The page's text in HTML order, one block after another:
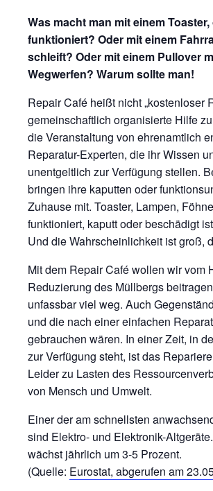
Was macht man mit einem Toaster,
funktioniert? Oder mit einem
schleift? Oder mit einem Pullover
Wegwerfen? Warum sollte man!
Repair Café heißt nicht „kostenloser
gemeinschaftlich organisierte Hilfe
die Veranstaltung von ehrenamtlich
Reparatur-Experten, die ihr Wissen
unentgeltlich zur Verfügung stellen.
bringen ihre kaputten oder
Zuhause mit. Toaster, Lampen,
funktioniert, kaputt oder beschädigt
Und die Wahrscheinlichkeit ist groß,
Mit dem Repair Café wollen wir vom
Reduzierung des Müllbergs
unfassbar viel weg. Auch
und die nach einer einfachen
gebrauchen wären. In einer Zeit, in
zur Verfügung steht, ist das
Leider zu Lasten des
von Mensch und Umwelt.
Einer der am schnellsten
sind Elektro- und Elektronik-
wächst jährlich um 3-5 Prozent.
(Quelle: Eurostat, abgerufen am